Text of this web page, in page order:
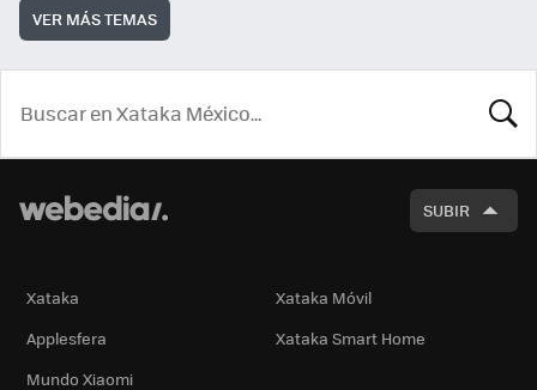
VER MÁS TEMAS
SUBIR
Xataka
Xataka Móvil
Applesfera
Xataka Smart Home
Mundo Xiaomi